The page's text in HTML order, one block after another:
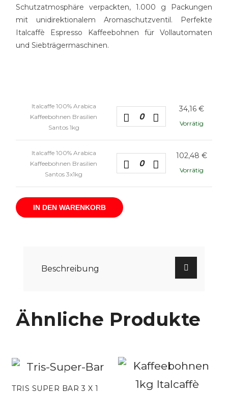
Schutzatmosphäre verpackten, 1.000 g Packungen
mit unidirektionalem Aromaschutzventil. Perfekte
Italcaffè Espresso Kaffeebohnen für Vollautomaten
und Siebträgermaschinen.
Italcaffe 100% Arabica
Kaffeebohnen Brasilien
Santos 1kg
34,16 €
Vorrätig
Italcaffe 100% Arabica
Kaffeebohnen Brasilien
Santos 3x1kg
102,48 €
Vorrätig
IN DEN WARENKORB
Beschreibung
Ähnliche Produkte
TRIS SUPER BAR 3 X 1